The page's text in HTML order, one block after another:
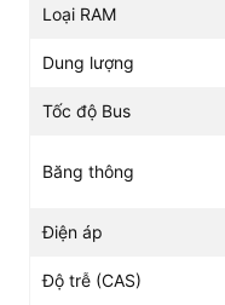
Loại RAM
Dung lượng
Tốc độ Bus
Băng thông
Điện áp
Độ trễ (CAS)